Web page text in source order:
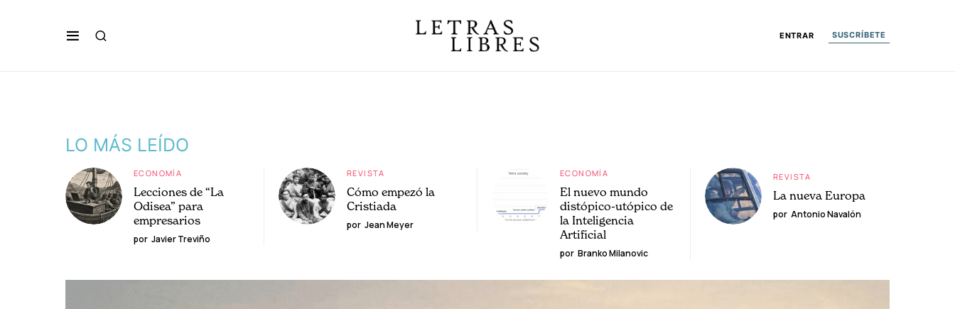
ENTRAR SUSCRÍBETE
LO MÁS LEÍDO
ECONOMÍA
Lecciones de “La
Odisea” para
empresarios
por Javier Treviño
REVISTA
Cómo empezó la
Cristiada
por Jean Meyer
ECONOMÍA
El nuevo mundo
distópico-utópico de
la Inteligencia
Artificial
por Branko Milanovic
REVISTA
La nueva Europa
por Antonio Navalón